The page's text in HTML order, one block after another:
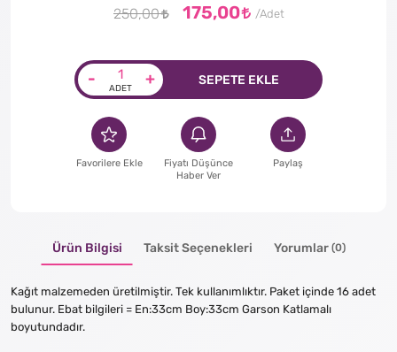
250,00 175,00
- + SEPETE EKLE
Favorilere Ekle
Fiyatı Düşünce
Haber Ver
Paylaş
Ürün Bilgisi Taksit Seçenekleri Yorumlar (0)
Kağıt malzemeden üretilmiştir. Tek kullanımlıktır. Paket içinde 16 adet
bulunur. Ebat bilgileri = En:33cm Boy:33cm Garson Katlamalı
boyutundadır.